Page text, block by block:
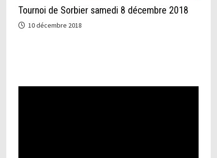
Tournoi de Sorbier samedi 8 décembre 2018
10 décembre 2018